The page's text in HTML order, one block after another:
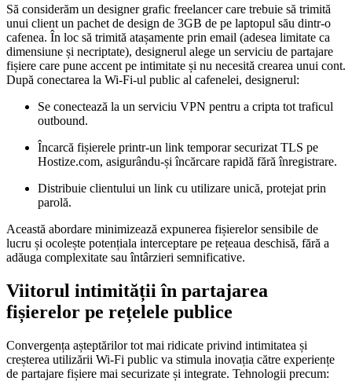
Să considerăm un designer grafic freelancer care trebuie să trimită
unui client un pachet de design de 3GB de pe laptopul său dintr-o
cafenea. În loc să trimită atașamente prin email (adesea limitate ca
dimensiune și necriptate), designerul alege un serviciu de partajare
fișiere care pune accent pe intimitate și nu necesită crearea unui cont.
După conectarea la Wi-Fi-ul public al cafenelei, designerul:
Se conectează la un serviciu VPN pentru a cripta tot traficul
outbound.
Încarcă fișierele printr-un link temporar securizat TLS pe
Hostize.com, asigurându-și încărcare rapidă fără înregistrare.
Distribuie clientului un link cu utilizare unică, protejat prin
parolă.
Această abordare minimizează expunerea fișierelor sensibile de
lucru și ocolește potențiala interceptare pe rețeaua deschisă, fără a
adăuga complexitate sau întârzieri semnificative.
Viitorul intimității în partajarea
fișierelor pe rețelele publice
Convergența așteptărilor tot mai ridicate privind intimitatea și
creșterea utilizării Wi-Fi public va stimula inovația către experiențe
de partajare fișiere mai securizate și integrate. Tehnologii precum: